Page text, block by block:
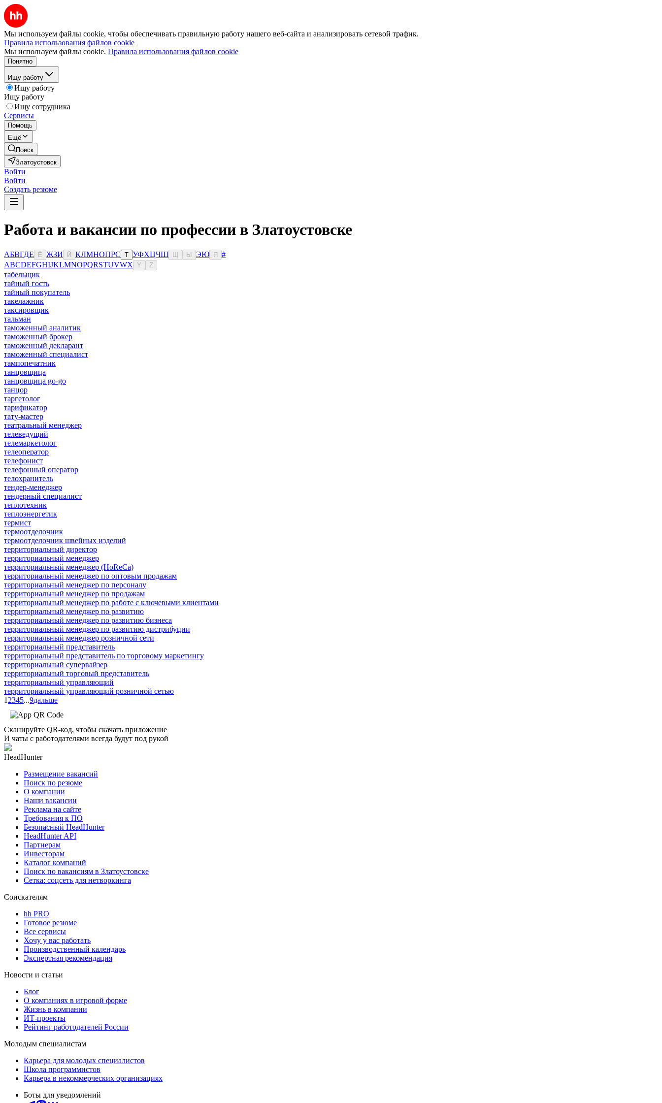
Мы используем файлы cookie, чтобы обеспечивать правильную работу нашего веб-сайта и анализировать сетевой трафик.
Правила использования файлов cookie
Мы используем файлы cookie. Правила использования файлов cookie
Понятно
Ищу работу
Ищу работу
Ищу работу
Ищу сотрудника
Сервисы
Помощь
Ещё
Поиск
Златоустовск
Войти
Войти
Создать резюме
Работа и вакансии по профессии в Златоустовске
АБВГДЕ Ё ЖЗИ Й КЛМНОПРС Т УФХЦЧШ Ы ЭЮ Я
#
ABCDEFGHIJKLMNOPQRSTUVWX Y Z
табельщик
тайный гость
тайный покупатель
такелажник
таксировщик
тальман
таможенный аналитик
таможенный брокер
таможенный декларант
таможенный специалист
тампопечатник
танцовщица
танцовщица go-go
танцор
таргетолог
тарификатор
тату-мастер
театральный менеджер
телеведущий
телемаркетолог
телеоператор
телефонист
телефонный оператор
телохранитель
тендер-менеджер
тендерный специалист
теплотехник
теплоэнергетик
термист
термоотделочник
термоотделочник швейных изделий
территориальный директор
территориальный менеджер
территориальный менеджер (HoReCa)
территориальный менеджер по оптовым продажам
территориальный менеджер по персоналу
территориальный менеджер по продажам
территориальный менеджер по работе с ключевыми клиентами
территориальный менеджер по развитию
территориальный менеджер по развитию бизнеса
территориальный менеджер по развитию дистрибуции
территориальный менеджер розничной сети
территориальный представитель
территориальный представитель по торговому маркетингу
территориальный супервайзер
территориальный торговый представитель
территориальный управляющий
территориальный управляющий розничной сетью
1 2345...9дальше
Сканируйте QR-код, чтобы скачать приложение
И чаты с работодателями всегда будут под рукой
HeadHunter
Размещение вакансий
Поиск по резюме
О компании
Наши вакансии
Реклама на сайте
Требования к ПО
Безопасный HeadHunter
HeadHunter API
Партнерам
Инвесторам
Каталог компаний
Поиск по вакансиям в Златоустовске
Сетка: соцсеть для нетворкинга
Соискателям
hh PRO
Готовое резюме
Все сервисы
Хочу у вас работать
Производственный календарь
Экспертная рекомендация
Новости и статьи
Блог
О компаниях в игровой форме
Жизнь в компании
ИТ-проекты
Рейтинг работодателей России
Молодым специалистам
Карьера для молодых специалистов
Школа программистов
Карьера в некоммерческих организациях
Боты для уведомлений